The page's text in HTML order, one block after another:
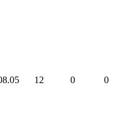
12 0 0